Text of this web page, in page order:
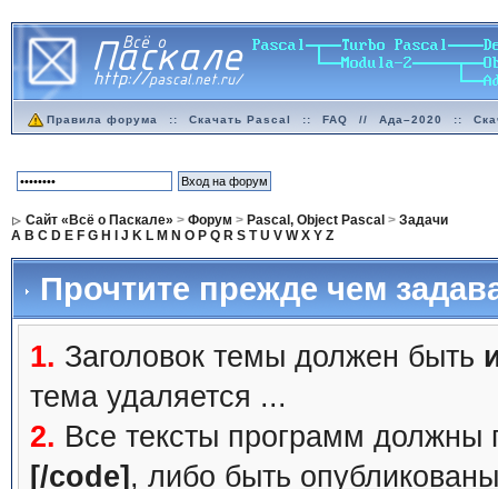
Правила форума :: Скачать Pascal :: FAQ // Ада–2020 ::
Сайт «Всё о Паскале» > Форум > Pascal, Object Pascal > Задачи
A B C D E F G H J K L M N O P Q R S T U V W X Y Z
Прочтите прежде чем
1. Заголовок темы должен быть
тема удаляется ...
2. Все тексты программ должны
[/code] , либо быть